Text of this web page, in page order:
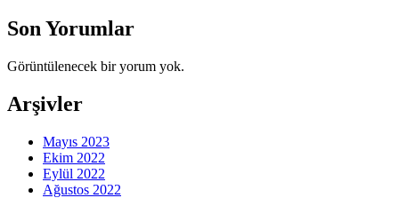
Son Yorumlar
Görüntülenecek bir yorum yok.
Arşivler
Mayıs 2023
Ekim 2022
Eylül 2022
Ağustos 2022